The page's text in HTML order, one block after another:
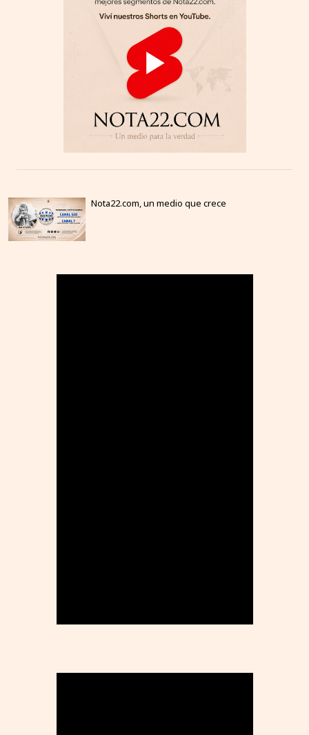
Nota22.com, un medio que crece